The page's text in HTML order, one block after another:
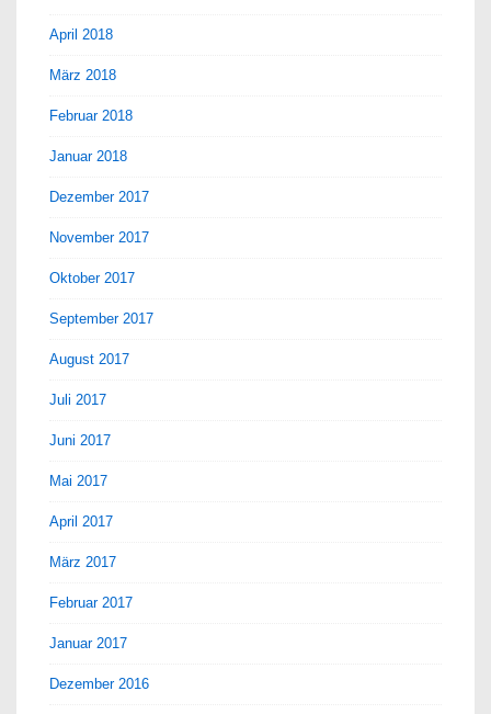
April 2018
März 2018
Februar 2018
Januar 2018
Dezember 2017
November 2017
Oktober 2017
September 2017
August 2017
Juli 2017
Juni 2017
Mai 2017
April 2017
März 2017
Februar 2017
Januar 2017
Dezember 2016